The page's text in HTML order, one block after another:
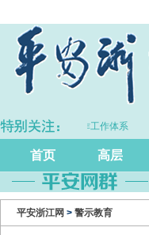
善打击治理电诈工作体系
首页 高层
平安浙江网 > 警示教育